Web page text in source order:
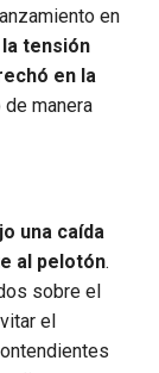
en
la tensión
en la
manera
una caída
al pelotón.
sobre el
el